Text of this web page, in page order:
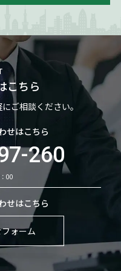
こちら
ご相談ください。
せはこちら
260
00
せはこちら
ォーム